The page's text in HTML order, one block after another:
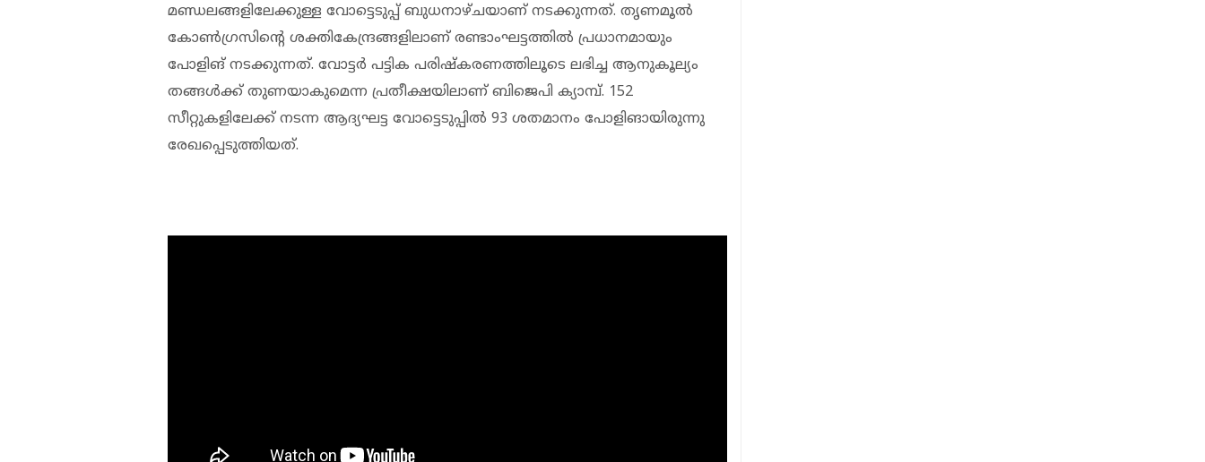
മണ്ഡലങ്ങളിലേക്കുള്ള വോട്ടെടുപ്പ് ബുധനാഴ്ചയാണ് നടക്കുന്നത്. തൃണമൂല്‍
കോണ്‍ഗ്രസിന്റെ ശക്തികേന്ദ്രങ്ങളിലാണ് രണ്ടാംഘട്ടത്തില്‍ പ്രധാനമായും
പോളിങ് നടക്കുന്നത്. വോട്ടര്‍ പട്ടിക പരിഷ്‌കരണത്തിലൂടെ ലഭിച്ച ആനുകൂല്യം
തങ്ങള്‍ക്ക് തുണയാകുമെന്ന പ്രതീക്ഷയിലാണ് ബിജെപി ക്യാമ്പ്. 152
സീറ്റുകളിലേക്ക് നടന്ന ആദ്യഘട്ട വോട്ടെടുപ്പില്‍ 93 ശതമാനം പോളിങായിരുന്നു
രേഖപ്പെടുത്തിയത്.